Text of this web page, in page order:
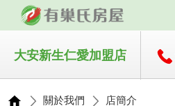
大安新生仁愛加盟店
關於我們 店簡介